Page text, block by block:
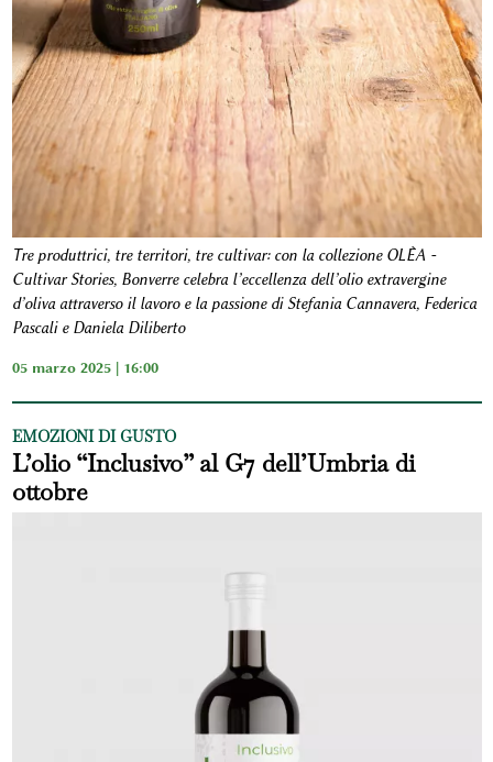
Tre produttrici, tre territori, tre cultivar: con la collezione OLÈA -
Cultivar Stories, Bonverre celebra l’eccellenza dell’olio extravergine
d’oliva attraverso il lavoro e la passione di Stefania Cannavera, Federica
Pascali e Daniela Diliberto
05 marzo 2025 | 16:00
EMOZIONI DI GUSTO
L’olio “Inclusivo” al G7 dell’Umbria di
ottobre